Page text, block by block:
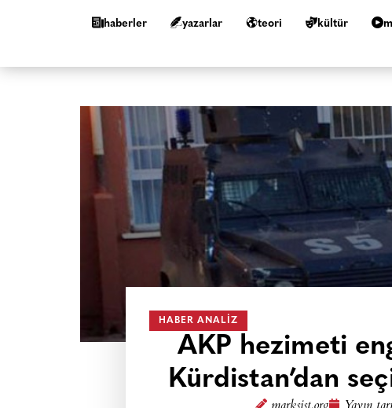
haberler yazarlar teori kültür
HABER ANALIZ
AKP hezimeti
Kürdistan’dan